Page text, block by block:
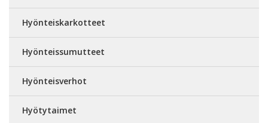
Hyönteiskarkotteet
Hyönteissumutteet
Hyönteisverhot
Hyötytaimet